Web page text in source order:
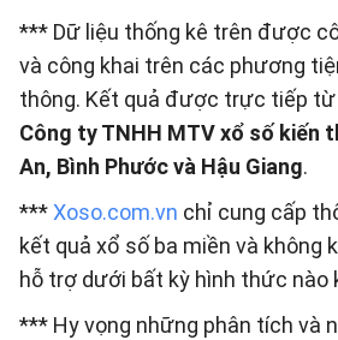
*** Dữ liệu thống kê trên được
và công khai trên các phương
thông. Kết quả được trực tiếp
Công ty TNHH MTV xổ số kiến
An, Bình Phước và Hậu Giang.
***Xoso.com.vn chỉ cung cấp
kết quả xổ số ba miền và không
hỗ trợ dưới bất kỳ hình thức nào
*** Hy vọng những phân tích và